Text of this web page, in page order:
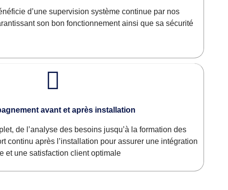
d’une supervision système continue par nos
son bon fonctionnement ainsi que sa sécurité
avant et après installation
de l’analyse des besoins jusqu’à la formation des
continu après l’installation pour assurer une intégration
et une satisfaction client optimale